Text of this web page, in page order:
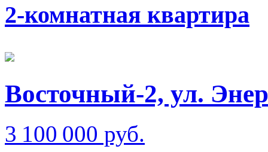
2-комнатная квартира
Восточный-2, ул.
3 100 000 руб.